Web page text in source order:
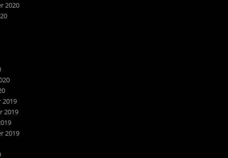
2020
2019
2019
2019